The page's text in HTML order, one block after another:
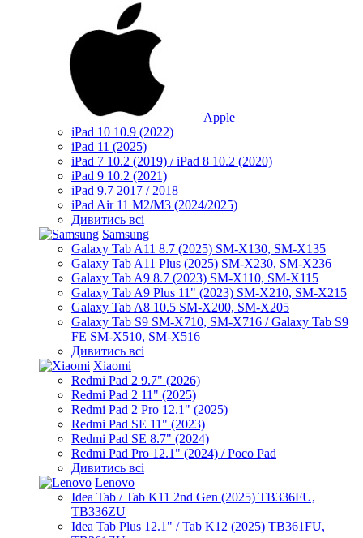
Apple
iPad 10 10.9 (2022)
iPad 11 (2025)
iPad 7 10.2 (2019) / iPad 8 10.2 (2020)
iPad 9 10.2 (2021)
iPad 9.7 2017 / 2018
iPad Air 11 M2/M3 (2024/2025)
Дивитись всі
Samsung
Galaxy Tab A11 8.7 (2025) SM-X130, SM-X135
Galaxy Tab A11 Plus (2025) SM-X230, SM-X236
Galaxy Tab A9 8.7 (2023) SM-X110, SM-X115
Galaxy Tab A9 Plus 11" (2023) SM-X210, SM-X215
Galaxy Tab A8 10.5 SM-X200, SM-X205
Galaxy Tab S9 SM-X710, SM-X716 / Galaxy Tab S9
FE SM-X510, SM-X516
Дивитись всі
Xiaomi
Redmi Pad 2 9.7" (2026)
Redmi Pad 2 11" (2025)
Redmi Pad 2 Pro 12.1" (2025)
Redmi Pad SE 11" (2023)
Redmi Pad SE 8.7" (2024)
Redmi Pad Pro 12.1" (2024) / Poco Pad
Дивитись всі
Lenovo
Idea Tab / Tab K11 2nd Gen (2025) TB336FU,
TB336ZU
Idea Tab Plus 12.1" / Tab K12 (2025) TB361FU,